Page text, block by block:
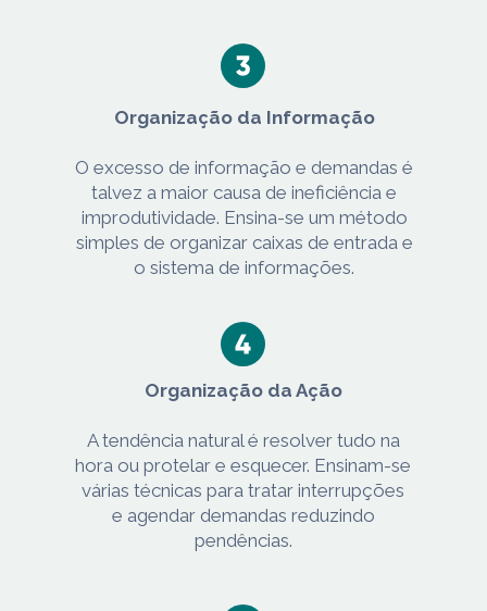
Organização da Informação
O excesso de informação e demandas é
talvez a maior causa de ineficiência e
improdutividade. Ensina-se um método
simples de organizar caixas de entrada e
o sistema de informações.
Organização da Ação
A tendência natural é resolver tudo na
hora ou protelar e esquecer. Ensinam-se
várias técnicas para tratar interrupções
e agendar demandas reduzindo
pendências.